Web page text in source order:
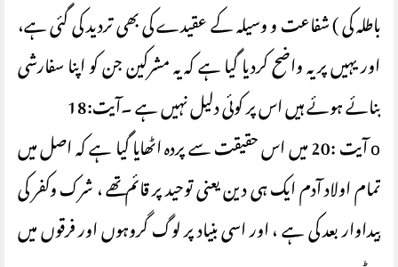
باطلہ کی ) شفاعت و وسیلہ کے عقیدے کی بھی تردید کی گئی ہے،
اور یہیں پر یہ واضح کردیا گیا ہے کہ یہ مشرکین جن کو اپنا سفارشی
بنائے ہوئے ہیں اس پر کوئی دلیل نہیں ہے ۔آیت:18
o آیت :20 میں اس حقیقت سے پردہ اٹھایا گیا ہے کہ اصل میں
تمام اولاد آدم ایک ہی دین یعنی توحید پر قائم تھے ، شرک وکفر کی
پیداوار بعد کی ہے ، اور اسی بنیاد پر لوگ گروہوں اور فرقوں میں